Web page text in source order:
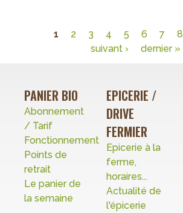
1 2 3 4 5 6 7 8
suivant ›
dernier »
PANIER BIO
Abonnement
/ Tarif
Fonctionnement
Points de
retrait
Le panier de
la semaine
EPICERIE /
DRIVE
FERMIER
Epicerie à la
ferme,
horaires...
Actualité de
l'épicerie